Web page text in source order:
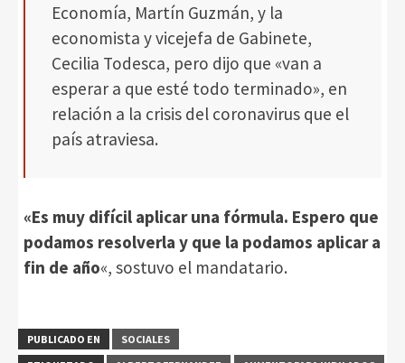
Economía, Martín Guzmán, y la
economista y vicejefa de Gabinete,
Cecilia Todesca, pero dijo que «van a
esperar a que esté todo terminado», en
relación a la crisis del coronavirus que el
país atraviesa.
«Es muy difícil aplicar una fórmula. Espero que
podamos resolverla y que la podamos aplicar a
fin de año«, sostuvo el mandatario.
PUBLICADO EN
SOCIALES